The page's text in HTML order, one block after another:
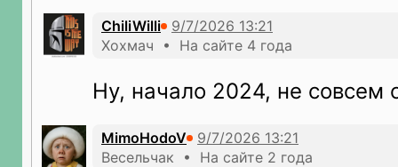
ChiliWilli
Хохмач • На сайте 4 года
Ну, начало 2024, не совсем
MimoHodoV
Весельчак • На сайте 2 года